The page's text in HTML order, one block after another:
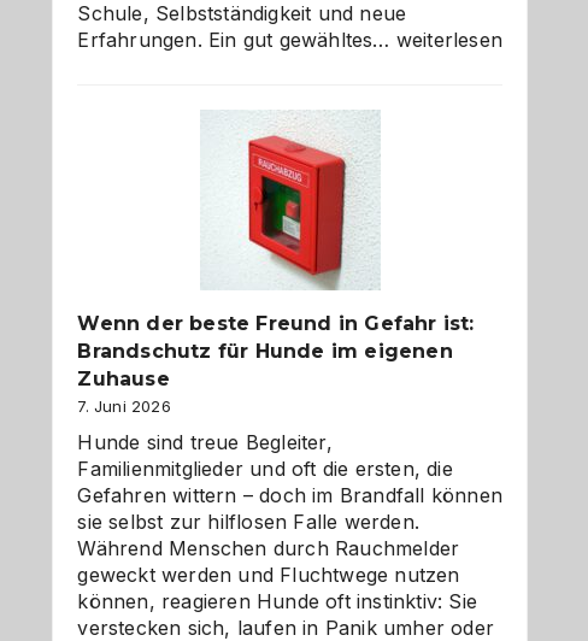
Schule, Selbstständigkeit und neue
Erfahrungen. Ein gut gewähltes… Abschied
weiterlesen
Wenn der beste Freund in Gefahr ist:
Brandschutz für Hunde im eigenen
Zuhause
7. Juni 2026
Hunde sind treue Begleiter,
Familienmitglieder und oft die ersten, die
Gefahren wittern – doch im Brandfall können
sie selbst zur hilflosen Falle werden.
Während Menschen durch Rauchmelder
geweckt werden und Fluchtwege nutzen
können, reagieren Hunde oft instinktiv: Sie
verstecken sich, laufen in Panik umher oder